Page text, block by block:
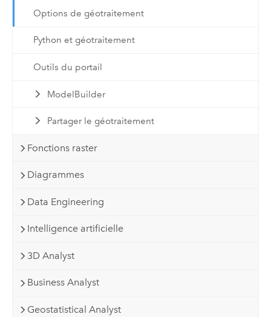
Options de géotraitement
Python et géotraitement
Outils du portail
ModelBuilder
Partager le géotraitement
Fonctions raster
Diagrammes
Data Engineering
Intelligence artificielle
3D Analyst
Business Analyst
Geostatistical Analyst